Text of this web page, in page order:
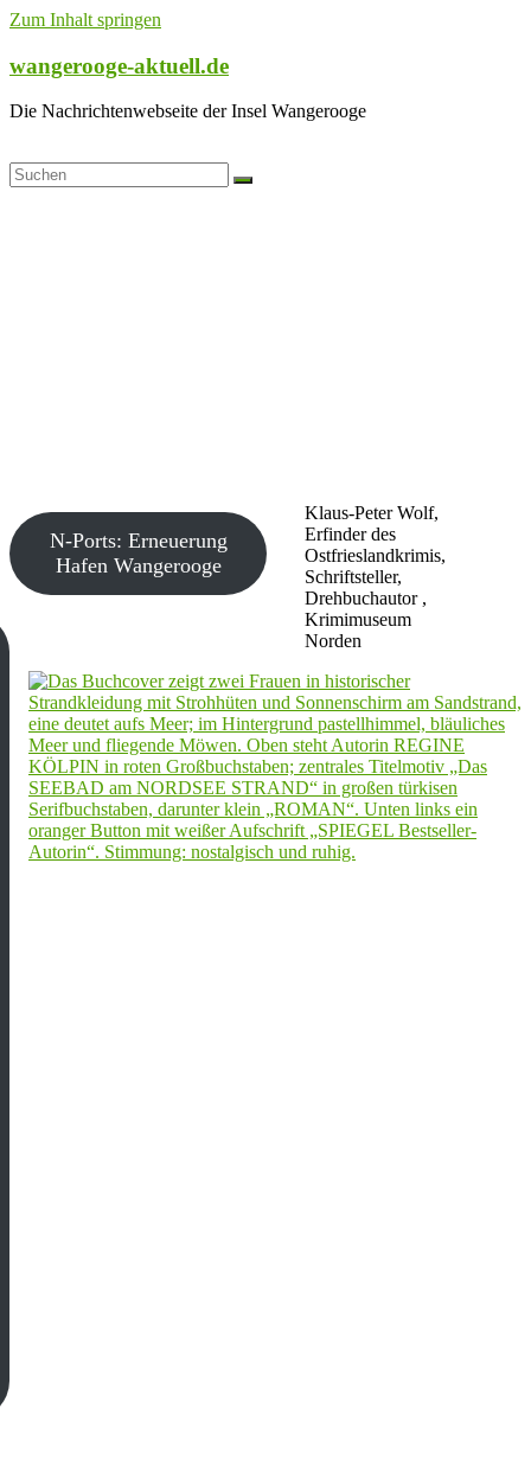
Zum Inhalt springen
wangerooge-aktuell.de
Die Nachrichtenwebseite der Insel Wangerooge
Klaus-Peter Wolf,
Erfinder des
Ostfrieslandkrimis,
Schriftsteller,
Drehbuchautor ,
Krimimuseum
Norden
N-Ports: Erneuerung
Hafen Wangerooge